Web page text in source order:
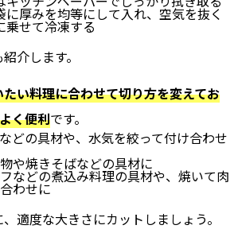
に厚みを均等にして入れ、空気を抜く
乗せて冷凍する
介します。
たい料理に合わせて切り方を変えてお
く便利です。
どの具材や、水気を絞って付け合わせ
や焼きそばなどの具材に
などの煮込み料理の具材や、焼いて肉
わせに
適度な大きさにカットしましょう。